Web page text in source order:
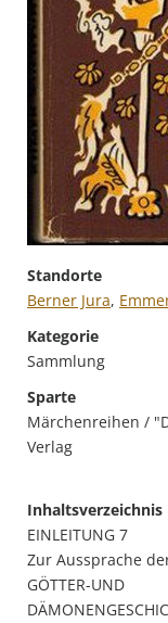
Standorte
Berner Jura,
Kategorie
Sammlung
Sparte
Märchenreihen /
Verlag
Inhaltsverzeichnis
EINLEITUNG 7
Zur Aussprache
GÖTTER-UND